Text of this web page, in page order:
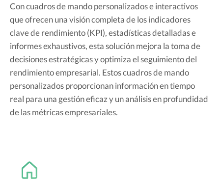
Con cuadros de mando personalizados e interactivos
que ofrecen una visión completa de los indicadores
clave de rendimiento (KPI), estadísticas detalladas e
informes exhaustivos, esta solución mejora la toma de
decisiones estratégicas y optimiza el seguimiento del
rendimiento empresarial. Estos cuadros de mando
personalizados proporcionan información en tiempo
real para una gestión eficaz y un análisis en profundidad
de las métricas empresariales.